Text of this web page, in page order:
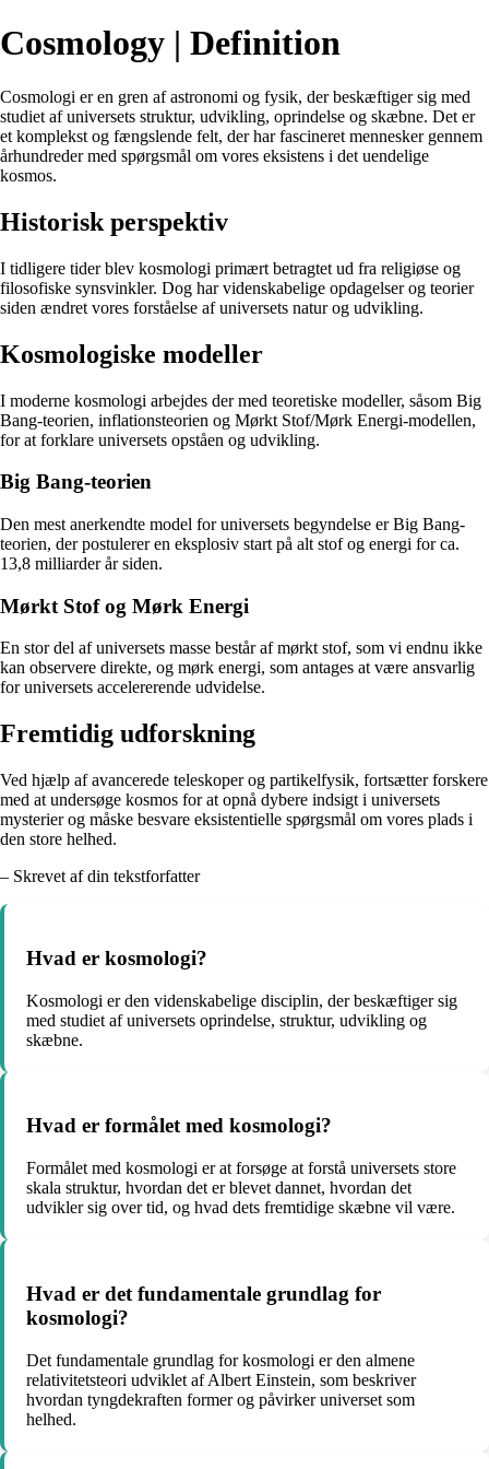
Cosmology | Definition
Cosmologi er en gren af astronomi og fysik, der beskæftiger sig med
studiet af universets struktur, udvikling, oprindelse og skæbne. Det er
et komplekst og fængslende felt, der har fascineret mennesker gennem
århundreder med spørgsmål om vores eksistens i det uendelige
kosmos.
Historisk perspektiv
I tidligere tider blev kosmologi primært betragtet ud fra religiøse og
filosofiske synsvinkler. Dog har videnskabelige opdagelser og teorier
siden ændret vores forståelse af universets natur og udvikling.
Kosmologiske modeller
I moderne kosmologi arbejdes der med teoretiske modeller, såsom Big
Bang-teorien, inflationsteorien og Mørkt Stof/Mørk Energi-modellen,
for at forklare universets opståen og udvikling.
Big Bang-teorien
Den mest anerkendte model for universets begyndelse er Big Bang-
teorien, der postulerer en eksplosiv start på alt stof og energi for ca.
13,8 milliarder år siden.
Mørkt Stof og Mørk Energi
En stor del af universets masse består af mørkt stof, som vi endnu ikke
kan observere direkte, og mørk energi, som antages at være ansvarlig
for universets accelererende udvidelse.
Fremtidig udforskning
Ved hjælp af avancerede teleskoper og partikelfysik, fortsætter forskere
med at undersøge kosmos for at opnå dybere indsigt i universets
mysterier og måske besvare eksistentielle spørgsmål om vores plads i
den store helhed.
– Skrevet af din tekstforfatter
Hvad er kosmologi?
Kosmologi er den videnskabelige disciplin, der beskæftiger sig
med studiet af universets oprindelse, struktur, udvikling og
skæbne.
Hvad er formålet med kosmologi?
Formålet med kosmologi er at forsøge at forstå universets store
skala struktur, hvordan det er blevet dannet, hvordan det
udvikler sig over tid, og hvad dets fremtidige skæbne vil være.
Hvad er det fundamentale grundlag for
kosmologi?
Det fundamentale grundlag for kosmologi er den almene
relativitetsteori udviklet af Albert Einstein, som beskriver
hvordan tyngdekraften former og påvirker universet som
helhed.